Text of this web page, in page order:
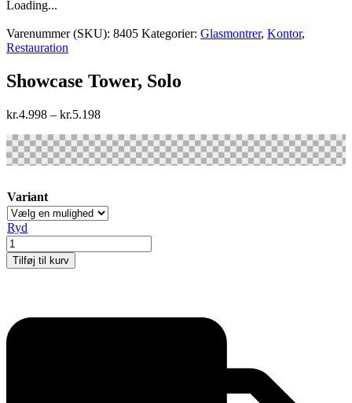
Loading...
Varenummer (SKU): 8405 Kategorier: Glasmontrer, Kontor,
Restauration
Showcase Tower, Solo
kr.4.998 – kr.5.198
Variant
Ryd
Showcase
Tower,
Solo
Tilføj til kurv